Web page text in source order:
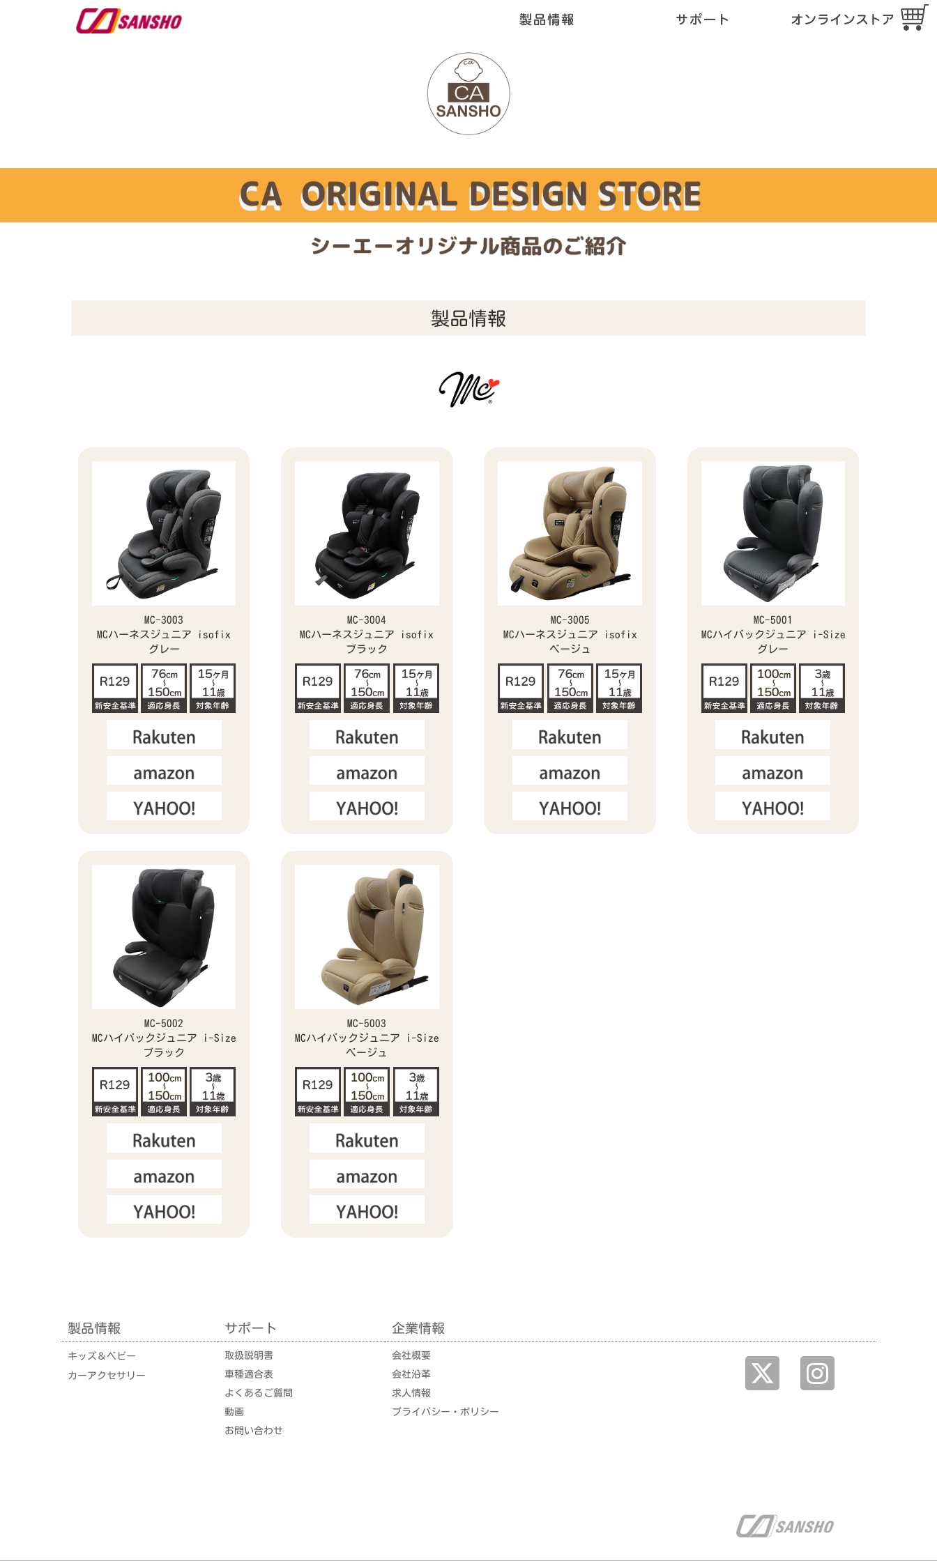
製品情報
MC-3003
MCハーネスジュニア isofix
グレー
MC-3004
MCハーネスジュニア isofix
ブラック
MC-3005
MCハーネスジュニア isofix
ベージュ
MC-5001
MCハイバックジュニア i-Size
グレー
MC-5002
MCハイバックジュニア i-Size
ブラック
MC-5003
MCハイバックジュニア i-Size
ベージュ
製品情報
キッズ＆ベビー
カーアクセサリー
サポート
取扱説明書
車種適合表
よくあるご質問
動画
お問い合わせ
企業情報
会社概要
会社沿革
求人情報
プライバシー・ポリシー